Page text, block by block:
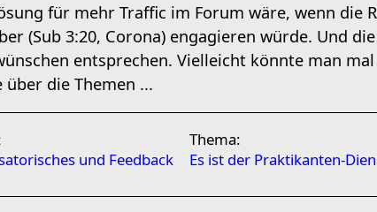
für mehr Traffic im Forum wäre, wenn die
(Sub 3:20, Corona) engagieren würde. Und
entsprechen. Vielleicht könnte man
über die Themen ...
und Feedback
Thema:
Es ist der Praktikanten-